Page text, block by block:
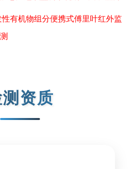
有机物组分便携式傅里叶红外监
资质